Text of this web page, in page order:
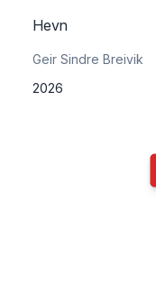
Hevn
Geir Sindre Breivik
2026